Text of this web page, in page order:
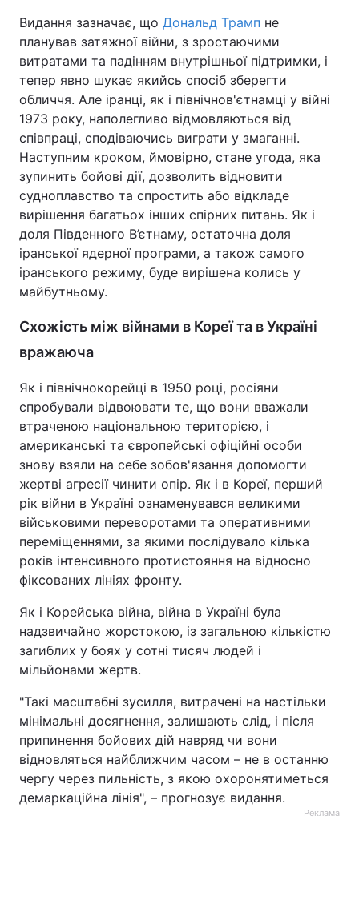
Видання зазначає, що Дональд Трамп не
планував затяжної війни, з зростаючими
витратами та падінням внутрішньої підтримки, і
тепер явно шукає якийсь спосіб зберегти
обличчя. Але іранці, як і північнов'єтнамці у війні
1973 року, наполегливо відмовляються від
співпраці, сподіваючись виграти у змаганні.
Наступним кроком, ймовірно, стане угода, яка
зупинить бойові дії, дозволить відновити
судноплавство та спростить або відкладе
вирішення багатьох інших спірних питань. Як і
доля Південного В’єтнаму, остаточна доля
іранської ядерної програми, а також самого
іранського режиму, буде вирішена колись у
майбутньому.
Схожість між війнами в Кореї та в Україні
вражаюча
Як і північнокорейці в 1950 році, росіяни
спробували відвоювати те, що вони вважали
втраченою національною територією, і
американські та європейські офіційні особи
знову взяли на себе зобов'язання допомогти
жертві агресії чинити опір. Як і в Кореї, перший
рік війни в Україні ознаменувався великими
військовими переворотами та оперативними
переміщеннями, за якими послідувало кілька
років інтенсивного протистояння на відносно
фіксованих лініях фронту.
Як і Корейська війна, війна в Україні була
надзвичайно жорстокою, із загальною кількістю
загиблих у боях у сотні тисяч людей і
мільйонами жертв.
"Такі масштабні зусилля, витрачені на настільки
мінімальні досягнення, залишають слід, і після
припинення бойових дій навряд чи вони
відновляться найближчим часом – не в останню
чергу через пильність, з якою охоронятиметься
демаркаційна лінія", – прогнозує видання.
Реклама